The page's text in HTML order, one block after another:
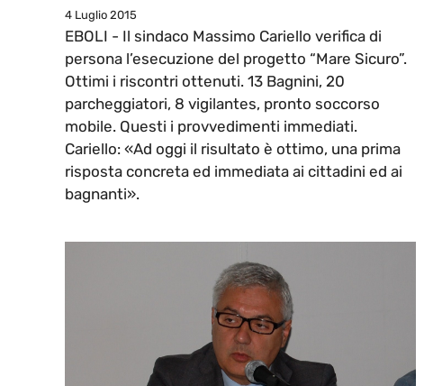
4 Luglio 2015
EBOLI - Il sindaco Massimo Cariello verifica di
persona l’esecuzione del progetto “Mare Sicuro”.
Ottimi i riscontri ottenuti. 13 Bagnini, 20
parcheggiatori, 8 vigilantes, pronto soccorso
mobile. Questi i provvedimenti immediati.
Cariello: «Ad oggi il risultato è ottimo, una prima
risposta concreta ed immediata ai cittadini ed ai
bagnanti».